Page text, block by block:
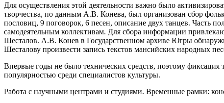
Для осуществления этой деятельности важно было
творчества, по данным А.В. Конева, был организован сбор
пословиц, 9 поговорок, 6 песен, описание двух танцев. Часть
самодеятельным коллективам. Для сбора информации
Шесталов. А.В. Конев в Государственном архиве Югры
Шесталову произвести запись текстов мансийских народных
Впервые годы не было технических средств, поэтому фиксация
популярностью среди специалистов культуры.
Работа с научными центрами и студиями. Временные рамки: